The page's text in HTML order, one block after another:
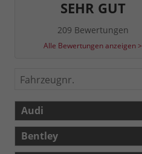
SEHR GUT
209 Bewertungen
Alle Bewertungen anzeigen >
Fahrzeugnr.
Audi
Bentley